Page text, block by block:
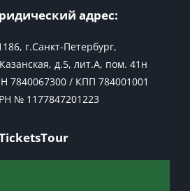
адрес:
г.Санкт-Петербург,
д.5, лит.А, пом. 41н
7840067300 / КПП 784001001
№ 1177847201223